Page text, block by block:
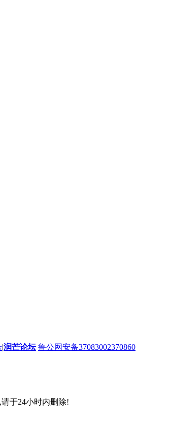
|润芒论坛 鲁公网安备37083002370860
于24小时内删除!